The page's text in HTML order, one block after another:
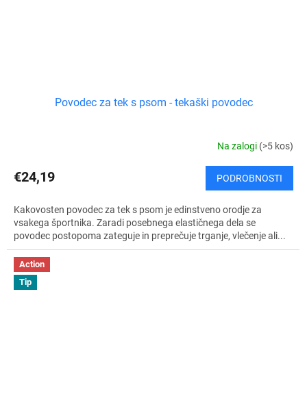
Povodec za tek s psom - tekaški povodec
Na zalogi (>5 kos)
€24,19 PODROBNOSTI
Kakovosten povodec za tek s psom je edinstveno orodje za
vsakega športnika. Zaradi posebnega elastičnega dela se
povodec postopoma zateguje in preprečuje trganje, vlečenje ali...
Action
Tip